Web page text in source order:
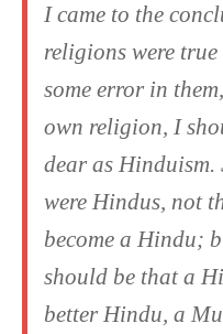
I came to the
religions were
some error in
own religion, I
dear as Hinduism.
were Hindus, not
become a Hindu;
should be that a
better Hindu, a